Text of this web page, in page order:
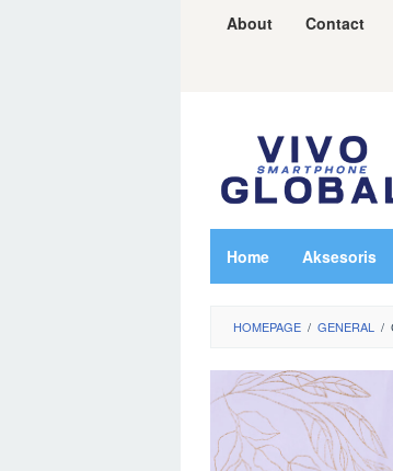
About Contact
Home Aksesoris
HOMEPAGE / GENERAL /